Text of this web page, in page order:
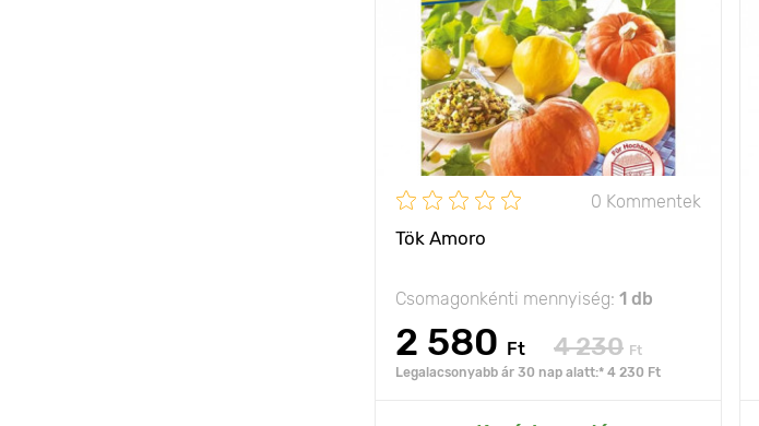
0 Kommentek
Tök Amoro
Csomagonkénti mennyiség: 1 db
2 580 Ft 4 230 Ft
Legalacsonyabb ár 30 nap alatt:* 4 230 Ft
Kifejlett kori
magasság
bokor típusú
Ültetési távolság 150 х 100 cm
Fényigény nap